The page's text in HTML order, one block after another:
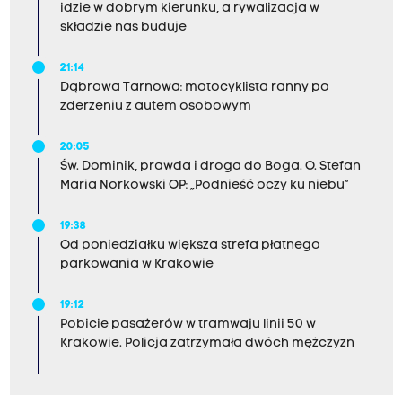
idzie w dobrym kierunku, a rywalizacja w
składzie nas buduje
21:14
Dąbrowa Tarnowa: motocyklista ranny po
zderzeniu z autem osobowym
20:05
Św. Dominik, prawda i droga do Boga. O. Stefan
Maria Norkowski OP: „Podnieść oczy ku niebu”
19:38
Od poniedziałku większa strefa płatnego
parkowania w Krakowie
19:12
Pobicie pasażerów w tramwaju linii 50 w
Krakowie. Policja zatrzymała dwóch mężczyzn